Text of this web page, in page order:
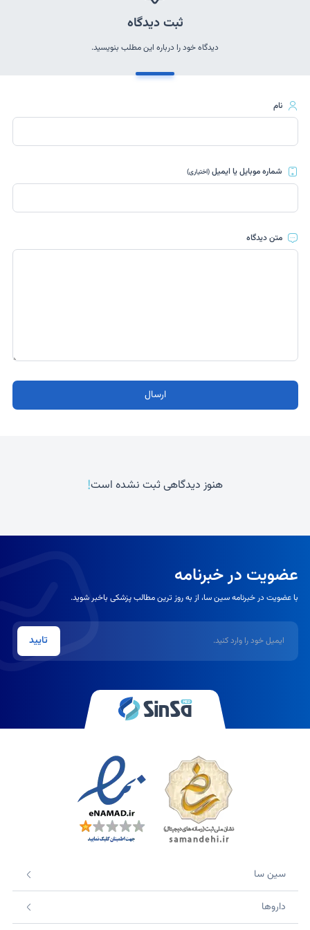
ثبت دیدگاه
دیدگاه خود را درباره این مطلب بنویسید.
نام
شماره موبایل یا ایمیل(اختیاری)
متن دیدگاه
ارسال
هنوز دیدگاهی ثبت نشده است!
عضویت در خبرنامه
با عضویت در خبرنامه سین سا، از به روز ترین مطالب پزشکی باخبر شوید.
تایید
سین سا
داروها